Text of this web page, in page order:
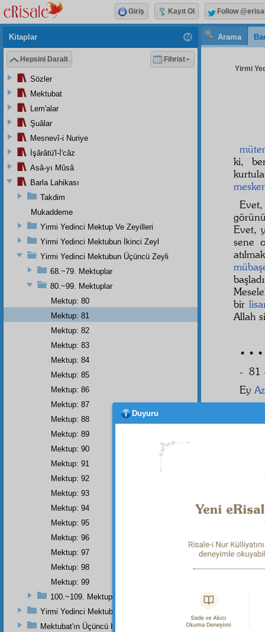
Arama
Yirmi
ki,
Evet,
sene
bir
Allah
• • •
- 81
Ey
Kitaplar
Hepsini Daralt Fihrist
Sözler
Mektubat
Lem'alar
Şuâlar
Mesnevî-i Nuriye
İşârâtü'l-İ'câz
Asâ-yı Mûsâ
Barla Lahikası
Takdim
Mukaddeme
Yirmi Yedinci Mektup Ve Zeyilleri
Yirmi Yedinci Mektubun İkinci Zeyl
Yirmi Yedinci Mektubun Üçüncü Zeyli
68.~79. Mektuplar
80.~99. Mektuplar
Mektup: 80
Mektup: 81
Mektup: 82
Mektup: 83
Mektup: 84
Mektup: 85
Mektup: 86
Mektup: 87
Mektup: 88
Mektup: 89
Mektup: 90
Mektup: 91
Mektup: 92
Mektup: 93
Mektup: 94
Mektup: 95
Mektup: 96
Mektup: 97
Mektup: 98
Mektup: 99
100.~109. Mektuplar
Yirmi Yedinci Mektubun Üçüncü Kısmı Ve Üçüncü Zeylin
Mektubat'ın Üçüncü Kısmı
Giriş Kayıt Ol Follow
Duyuru